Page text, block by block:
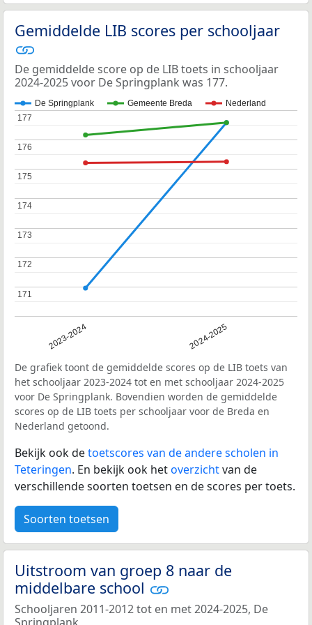
Gemiddelde LIB scores per schooljaar
De gemiddelde score op de LIB toets in schooljaar
2024-2025 voor De Springplank was 177.
De Springplank Gemeente Breda Nederland
2023-2024 2024-2025
171
171
172
172
173
173
174
174
175
175
176
176
177
177
De grafiek toont de gemiddelde scores op de LIB toets van
het schooljaar 2023-2024 tot en met schooljaar 2024-2025
voor De Springplank. Bovendien worden de gemiddelde
scores op de LIB toets per schooljaar voor de Breda en
Nederland getoond.
Bekijk ook detoetscores van de andere scholen in
Teteringen. En bekijk ook hetoverzichtvan de
verschillende soorten toetsen en de scores per toets.
Soorten toetsen
Uitstroom van groep 8 naar de
middelbare school
Schooljaren 2011-2012 tot en met 2024-2025, De